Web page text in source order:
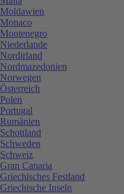
Moldawien
Monaco
Montenegro
Niederlande
Nordirland
Nordmazedonien
Norwegen
Österreich
Polen
Portugal
Rumänien
Schottland
Schweden
Schweiz
Gran Canaria
Griechisches Festland
Griechische Inseln